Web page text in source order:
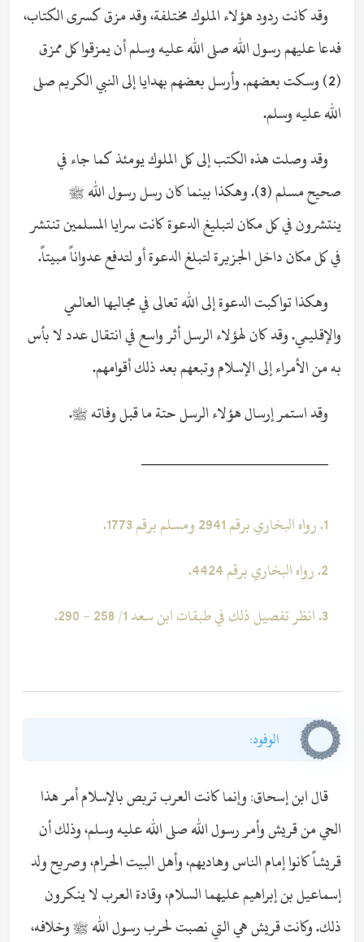
وقد كانت ردود هؤلاء الملوك مختلفة، وقد مزق كسرى الكتاب،
فدعا عليهم رسول الله صلى الله عليه وسلم أن يمزقوا كل ممزق
(2) وسكت بعضهم. وأرسل بعضهم بهدايا إلى النبي الكريم صلى
الله عليه وسلم.
وقد وصلت هذه الكتب إلى كل الملوك يومئذ كما جاء في
صحيح مسلم (3). وهكذا بينما كان رسل رسول الله ﷺ
ينتشرون في كل مكان لتبليغ الدعوة كانت سرايا المسلمين تنتشر
في كل مكان داخل الجزيرة لتبلغ الدعوة أو لتدفع عدواناً مبيتاً.
وهكذا تواكبت الدعوة إلى الله تعالى في مجاليها العالمي
والإقليمي. وقد كان لهؤلاء الرسل أثر واسع في انتقال عدد لا بأس
به من الأمراء إلى الإسلام وتبعهم بعد ذلك أقوامهم.
وقد استمر إرسال هؤلاء الرسل حتة ما قبل وفاته ﷺ.
_______________________
1. رواه البخاري برقم 2941 ومسلم برقم 1773.
2. رواه البخاري برقم 4424.
3. انظر تفصيل ذلك في طبقات ابن سعد 1/ 258 - 290.
الوفود:
قال ابن إسحاق: وإنما كانت العرب تربص بالإسلام أمر هذا
الحي من قريش وأمر رسول الله صلى الله عليه وسلم، وذلك أن
قريشاً كانوا إمام الناس وهاديهم، وأهل البيت الحرام، وصريح ولد
إسماعيل بن إبراهيم عليهما السلام، وقادة العرب لا ينكرون
ذلك. وكانت قريش هي التي نصبت لحرب رسول الله ﷺ وخلافه،